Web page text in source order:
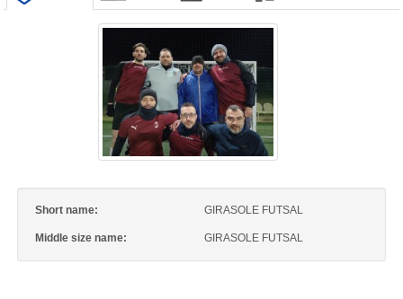
Short name: GIRASOLE FUTSAL
Middle size name: GIRASOLE FUTSAL